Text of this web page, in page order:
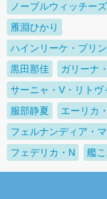
ノーブルウィッチーズ
雁淵ひかり
ハインリーケ・プリ
黒田那佳
ガリーナ
サーニャ・V・リトヴ
服部静夏
エーリカ
フェルナンディア・
フェデリカ・N
艦